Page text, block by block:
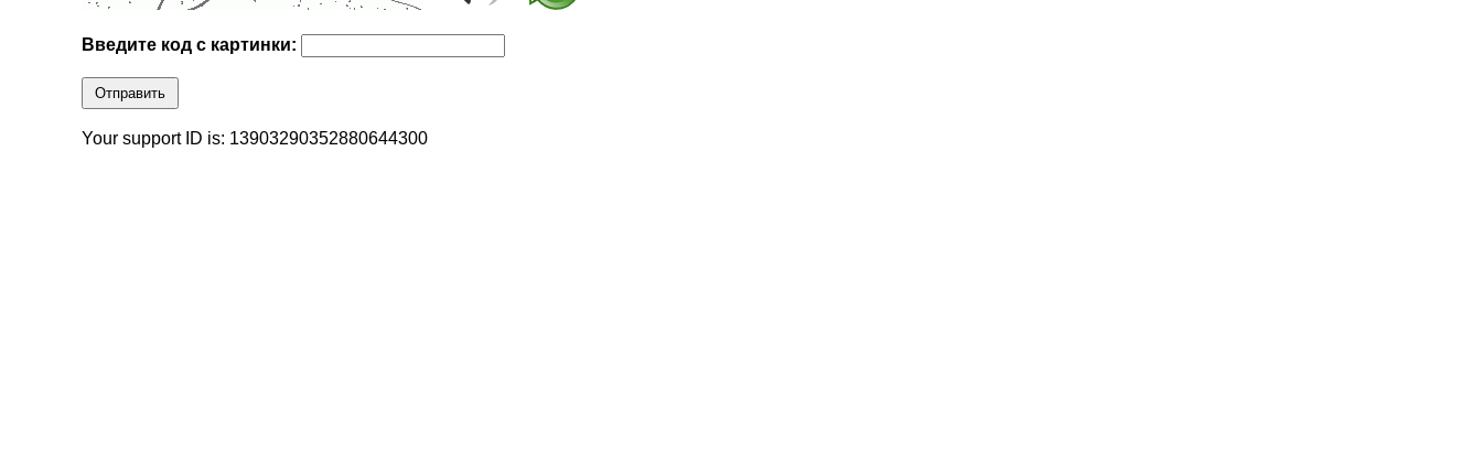
Введите код с картинки:
Отправить
Your support ID is: 13903290352880644300